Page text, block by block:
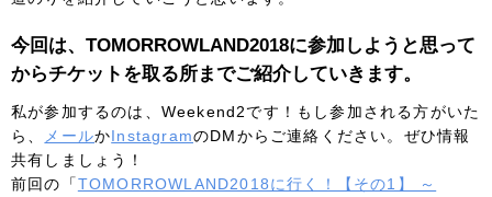
今回は、TOMORROWLAND2018に参加しようと思って
からチケットを取る所までご紹介していきます。
私が参加するのは、Weekend2です！もし参加される方がいた
ら、
メールかInstagramのDMからご連絡ください。ぜひ情報
共有しましょう！
前回の「TOMORROWLAND2018に行く！【その1】 ～